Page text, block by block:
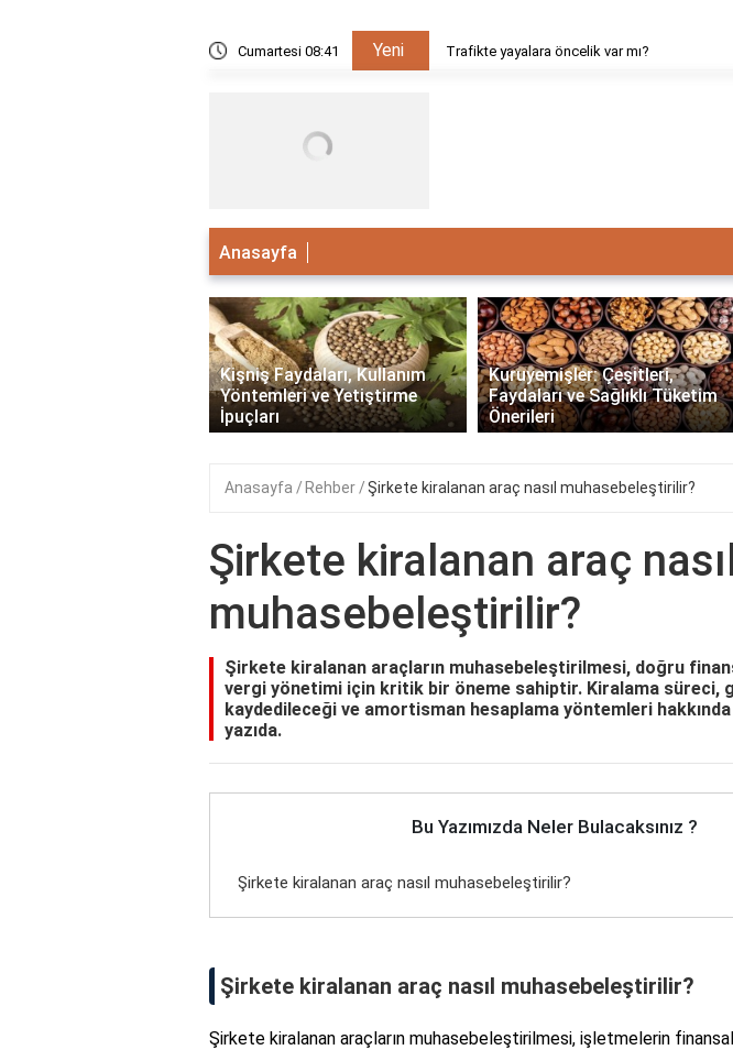
Cumartesi 08:41 Yeni Trafikte yayalara öncelik var mı?
Anasayfa
Kişniş Faydaları, Kullanım
Yöntemleri ve Yetiştirme
İpuçları
Kuruyemişler: Çeşitleri,
Faydaları ve Sağlıklı Tüketim
Önerileri
‹
Anasayfa Rehber Şirkete kiralanan araç nasıl muhasebeleştirilir?
Şirkete kiralanan araç
muhasebeleştirilir?
Şirkete kiralanan araçların muhasebeleştirilmesi, doğru
vergi yönetimi için kritik bir öneme sahiptir. Kiralama süreci,
kaydedileceği ve amortisman hesaplama yöntemleri hakkında
yazıda.
Bu Yazımızda Neler Bulacaksınız ?
Şirkete kiralanan araç nasıl muhasebeleştirilir?
Şirkete kiralanan araç nasıl muhasebeleştirilir?
Şirkete kiralanan araçların muhasebeleştirilmesi, işletmelerin